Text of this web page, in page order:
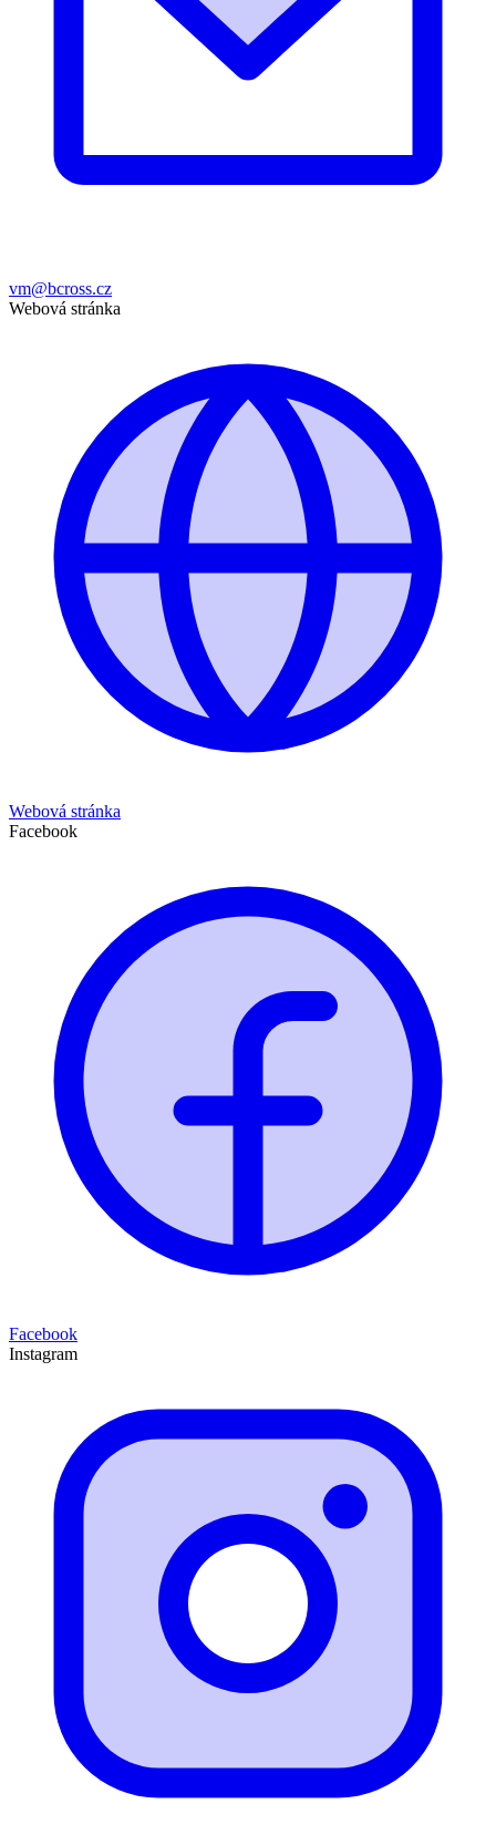
vm@bcross.cz
Webová stránka
Webová stránka
Facebook
Facebook
Instagram